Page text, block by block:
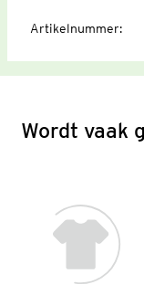
Artikelnummer:
Wordt vaak